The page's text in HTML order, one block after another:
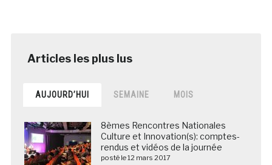
AUJOURD’HUI SEMAINE MOIS
8èmes Rencontres Nationales
Culture et Innovation(s): comptes-
rendus et vidéos de la journée
posté le 12 mars 2017